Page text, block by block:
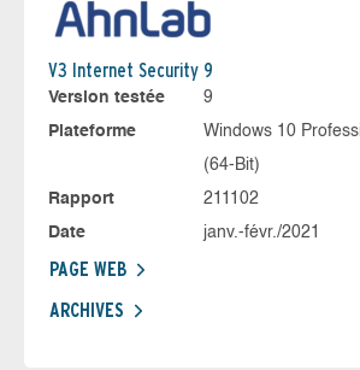
V3 Internet Security 9
Version testée
9
Plateforme
Windows 10
(64-Bit)
Rapport
211102
Date
janv.-févr./2021
PAGE WEB
ARCHIVES